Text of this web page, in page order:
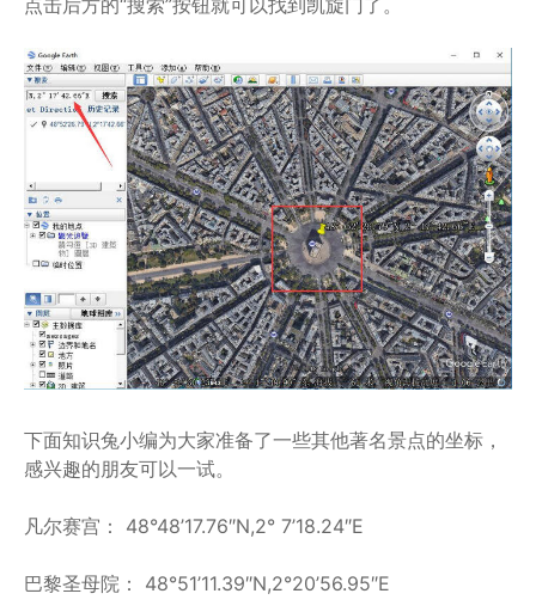
点击后方的“搜索”按钮就可以找到凯旋门了。
下面知识兔小编为大家准备了一些其他著名景点的坐标，
感兴趣的朋友可以一试。
凡尔赛宫： 48°48’17.76″N,2° 7’18.24″E
巴黎圣母院： 48°51’11.39″N,2°20’56.95″E